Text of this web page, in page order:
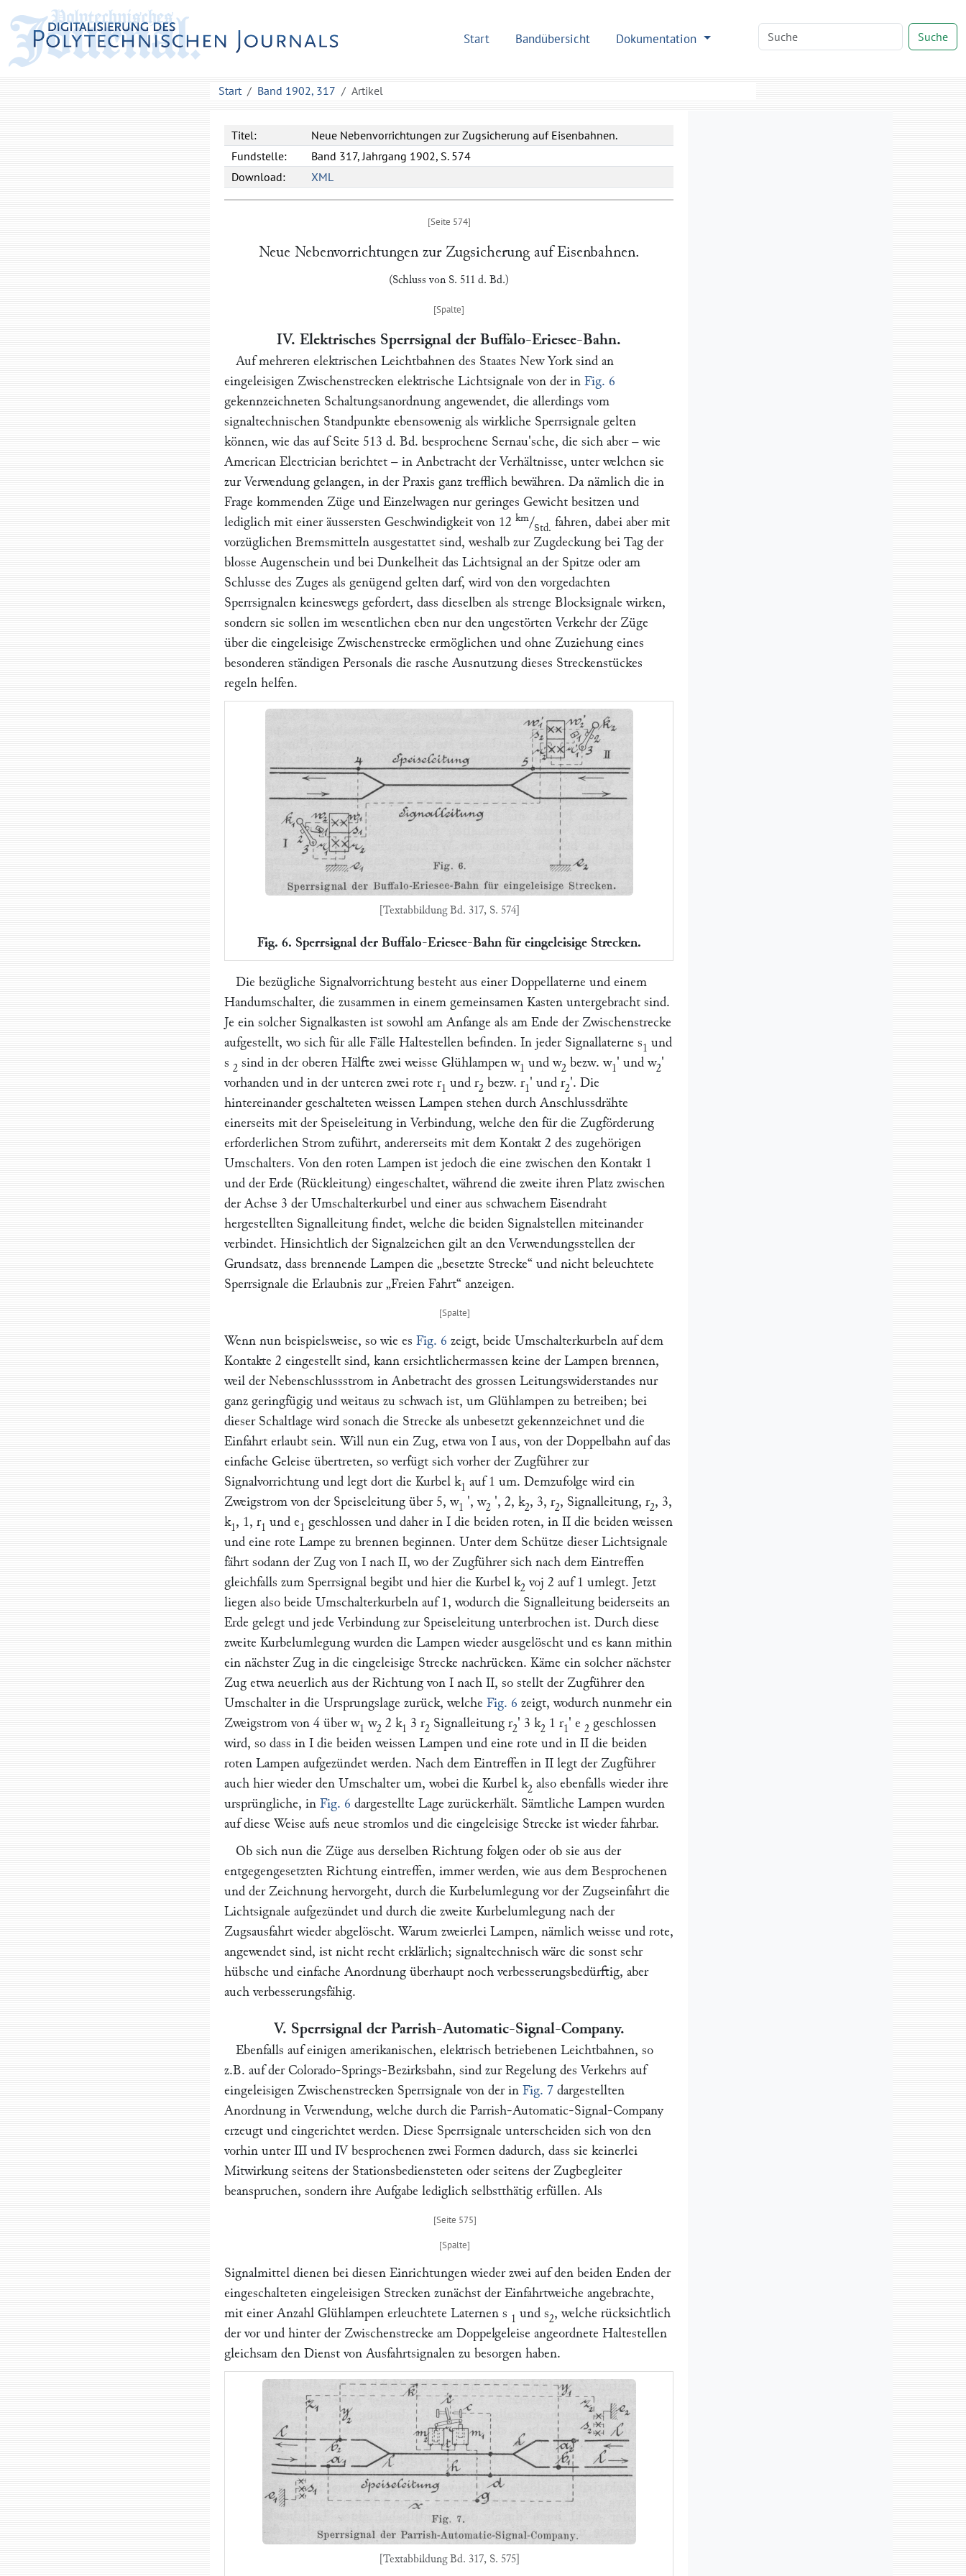
Start Bandübersicht Dokumentation Suche
Start Band 1902, 317 Artikel
Titel:
Neue Nebenvorrichtungen zur Zugsicherung auf Eisenbahnen.
Fundstelle:
Band 317, Jahrgang 1902, S. 574
Download:
XML
Neue Nebenvorrichtungen zur Zugsicherung auf Eisenbahnen.
(Schluss von S. 511 d. Bd.)
IV. Elektrisches Sperrsignal der Buffalo-Eriesee-Bahn.
Auf mehreren elektrischen Leichtbahnen des Staates New Yorksind an
eingeleisigen Zwischenstrecken elektrische Lichtsignale von der in Fig. 6
gekennzeichneten Schaltungsanordnung angewendet, die allerdings vom
signaltechnischen Standpunkte ebensowenig als wirkliche Sperrsignale gelten
können, wie das auf Seite 513 d. Bd. besprochene Sernau'sche, die sich aber – wie
American Electrician berichtet – in Anbetracht der Verhältnisse, unter welchen sie
zur Verwendung gelangen, in der Praxis ganz trefflich bewähren. Da nämlich die in
Frage kommenden Züge und Einzelwagen nur geringes Gewicht besitzen und
lediglich mit einer äussersten Geschwindigkeit von 12 km/Std. fahren, dabei aber mit
vorzüglichen Bremsmitteln ausgestattet sind, weshalb zur Zugdeckung bei Tag der
blosse Augenschein und bei Dunkelheit das Lichtsignal an der Spitze oder am
Schlusse des Zuges als genügend gelten darf, wird von den vorgedachten
Sperrsignalen keineswegs gefordert, dass dieselben als strenge Blocksignale wirken,
sondern sie sollen im wesentlichen eben nur den ungestörten Verkehr der Züge
über die eingeleisige Zwischenstrecke ermöglichen und ohne Zuziehung eines
besonderen ständigen Personals die rasche Ausnutzung dieses Streckenstückes
regeln helfen.
[Textabbildung Bd. 317, S. 574]
Fig. 6. Sperrsignal der Buffalo-Eriesee-Bahn für eingeleisige Strecken.
Die bezügliche Signalvorrichtung besteht aus einer Doppellaterne und einem
Handumschalter, die zusammen in einem gemeinsamen Kasten untergebracht sind.
Je ein solcher Signalkasten ist sowohl am Anfange als am Ende der Zwischenstrecke
aufgestellt, wo sich für alle Fälle Haltestellen befinden. In jeder Signallaterne s1 und
s 2 sind in der oberen Hälfte zwei weisse Glühlampen w1 und w2 bezw. w1' und w2'
vorhanden und in der unteren zwei rote r1 und r2 bezw. r1' und r2'. Die
hintereinander geschalteten weissen Lampen stehen durch Anschlussdrähte
einerseits mit der Speiseleitung in Verbindung, welche den für die Zugförderung
erforderlichen Strom zuführt, andererseits mit dem Kontakt 2 des zugehörigen
Umschalters. Von den roten Lampen ist jedoch die eine zwischen den Kontakt 1
und der Erde (Rückleitung) eingeschaltet, während die zweite ihren Platz zwischen
der Achse 3 der Umschalterkurbel und einer aus schwachem Eisendraht
hergestellten Signalleitung findet, welche die beiden Signalstellen miteinander
verbindet. Hinsichtlich der Signalzeichen gilt an den Verwendungsstellen der
Grundsatz, dass brennende Lampen die „besetzte Strecke“ und nicht beleuchtete
Sperrsignale die Erlaubnis zur „Freien Fahrt“ anzeigen.
Wenn nun beispielsweise, so wie es Fig. 6 zeigt, beide Umschalterkurbeln auf dem
Kontakte 2 eingestellt sind, kann ersichtlichermassen keine der Lampen brennen,
weil der Nebenschlussstrom in Anbetracht des grossen Leitungswiderstandes nur
ganz geringfügig und weitaus zu schwach ist, um Glühlampen zu betreiben; bei
dieser Schaltlage wird sonach die Strecke als unbesetzt gekennzeichnet und die
Einfahrt erlaubt sein. Will nun ein Zug, etwa von I aus, von der Doppelbahn auf das
einfache Geleise übertreten, so verfügt sich vorher der Zugführer zur
Signalvorrichtung und legt dort die Kurbel k1 auf1 um. Demzufolge wird ein
Zweigstrom von der Speiseleitung über 5, w1 ', w2 ', 2, k2, 3, r2, Signalleitung, r2, 3,
k1, 1, r1 und e1 geschlossen und daher in I die beiden roten, in II die beiden weissen
und eine rote Lampe zu brennen beginnen. Unter dem Schütze dieser Lichtsignale
fährt sodann der Zug von I nach II, wo der Zugführer sich nach dem Eintreffen
gleichfalls zum Sperrsignal begibt und hier die Kurbel k2 voj 2 auf1 umlegt. Jetzt
liegen also beide Umschalterkurbeln auf1, wodurch die Signalleitung beiderseits an
Erde gelegt und jede Verbindung zur Speiseleitung unterbrochen ist. Durch diese
zweite Kurbelumlegung wurden die Lampen wieder ausgelöscht und es kann mithin
ein nächster Zug in die eingeleisige Strecke nachrücken. Käme ein solcher nächster
Zug etwa neuerlich aus der Richtung von I nach II, so stellt der Zugführer den
Umschalter in die Ursprungslage zurück, welche Fig. 6 zeigt, wodurch nunmehr ein
Zweigstrom von 4 über w1 w2 2 k1 3 r2 Signalleitung r2' 3 k2 1 r1' e 2 geschlossen
wird, so dass in I die beiden weissen Lampen und eine rote und in II die beiden
roten Lampen aufgezündet werden. Nach dem Eintreffen in II legt der Zugführer
auch hier wieder den Umschalter um, wobei die Kurbel k2 also ebenfalls wieder ihre
ursprüngliche, in Fig. 6 dargestellte Lage zurückerhält. Sämtliche Lampen wurden
auf diese Weise aufs neue stromlos und die eingeleisige Strecke ist wieder fahrbar.
Ob sich nun die Züge aus derselben Richtung folgen oder ob sie aus der
entgegengesetzten Richtung eintreffen, immer werden, wie aus dem Besprochenen
und der Zeichnung hervorgeht, durch die Kurbelumlegung vor der Zugseinfahrt die
Lichtsignale aufgezündet und durch die zweite Kurbelumlegung nach der
Zugsausfahrt wieder abgelöscht. Warum zweierlei Lampen, nämlich weisse und rote,
angewendet sind, ist nicht recht erklärlich; signaltechnisch wäre die sonst sehr
hübsche und einfache Anordnung überhaupt noch verbesserungsbedürftig, aber
auch verbesserungsfähig.
V. Sperrsignal der Parrish-Automatic-Signal-Company.
Ebenfalls auf einigen amerikanischen, elektrisch betriebenen Leichtbahnen, so
z.B. auf der Colorado-Springs-Bezirksbahn, sind zur Regelung des Verkehrs auf
eingeleisigen Zwischenstrecken Sperrsignale von der in Fig. 7 dargestellten
Anordnung in Verwendung, welche durch die Parrish-Automatic-Signal-Company
erzeugt und eingerichtet werden. Diese Sperrsignale unterscheiden sich von den
vorhin unter III und IV besprochenen zwei Formen dadurch, dass sie keinerlei
Mitwirkung seitens der Stationsbediensteten oder seitens der Zugbegleiter
beanspruchen, sondern ihre Aufgabe lediglich selbstthätig erfüllen. Als
Signalmittel dienen bei diesen Einrichtungen wieder zwei auf den beiden Enden der
eingeschalteten eingeleisigen Strecken zunächst der Einfahrtweiche angebrachte,
mit einer Anzahl Glühlampen erleuchtete Laternen s 1 und s2, welche rücksichtlich
der vor und hinter der Zwischenstrecke am Doppelgeleise angeordnete Haltestellen
gleichsam den Dienst von Ausfahrtsignalen zu besorgen haben.
[Textabbildung Bd. 317, S. 575]